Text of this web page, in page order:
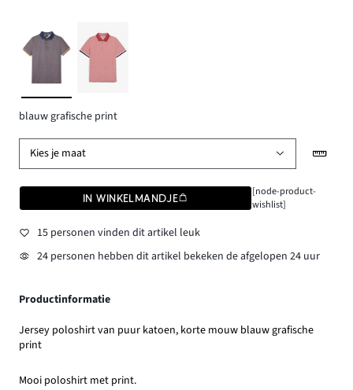
blauw grafische print
Kies je maat
IN WINKELMANDJE
[node-product-
wishlist]
15 personen vinden dit artikel leuk
24 personen hebben dit artikel bekeken de afgelopen 24 uur
Productinformatie
Jersey poloshirt van puur katoen, korte mouw blauw grafische
print
Mooi poloshirt met print.